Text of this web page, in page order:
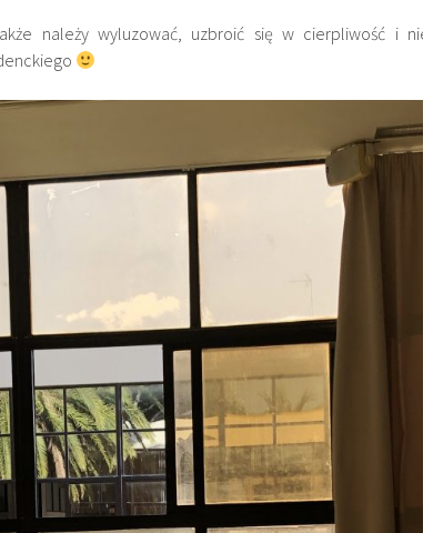
należy wyluzować, uzbroić się w cierpliwość i